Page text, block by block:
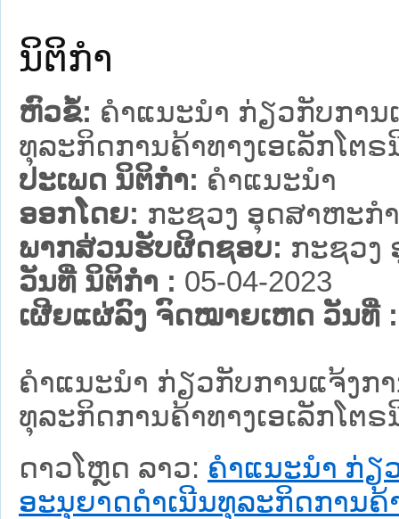
ນິຕິກໍາ
ຫົວຂໍ້: ຄໍາແນະນໍາ ກ່ຽວກັບກາ
ທຸລະກິດການຄ້າທາງເອເລັກໂຕຣ
ປະເພດ ນິຕິກໍາ: ຄໍາແນະນໍາ
ອອກໂດຍ: ກະຊວງ ອຸດສາຫະກ
ພາກສ່ວນຮັບຜິດຊອບ: ກະຊວງ
ວັນທີ່ ນິຕິກໍາ : 05-04-2023
ເຜີຍແຜ່ລົງ ຈົດໝາຍເຫດ ວັນທີ່ :
ຄໍາແນະນໍາ ກ່ຽວກັບການແຈ້ງກ
ທຸລະກິດການຄ້າທາງເອເລັກໂຕຣ
ດາວໂຫຼດ ລາວ: ຄໍາແນະນໍາ ກ່ຽ
ອະນຸຍາດດໍາເນີນທຸລະກິດການຄ້